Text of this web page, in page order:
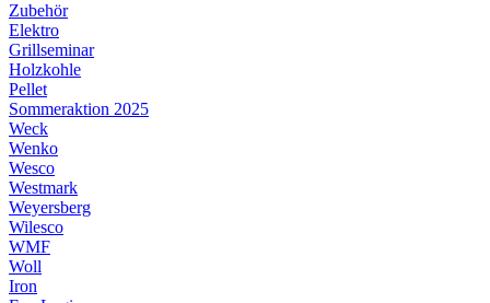
Zubehör
Elektro
Grillseminar
Holzkohle
Pellet
Sommeraktion 2025
Weck
Wenko
Wesco
Westmark
Weyersberg
Wilesco
WMF
Woll
Iron